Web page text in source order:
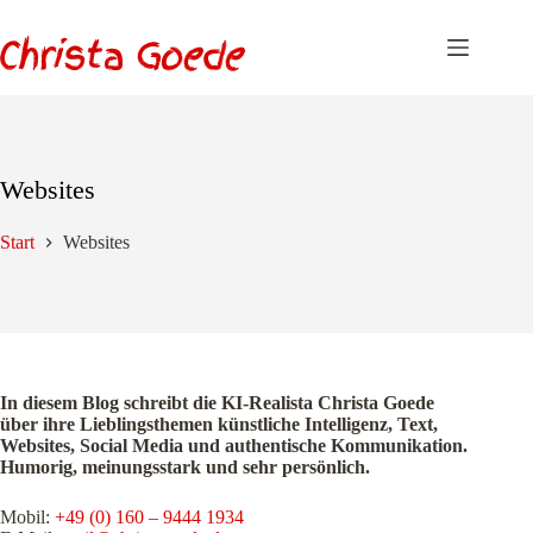
springen
Websites
Start Websites
In diesem Blog schreibt die KI-Realista Christa Goede
über ihre Lieblingsthemen künstliche Intelligenz, Text,
Websites, Social Media und authentische Kommunikation.
Humorig, meinungsstark und sehr persönlich.
Mobil: +49 (0) 160 – 9444 1934